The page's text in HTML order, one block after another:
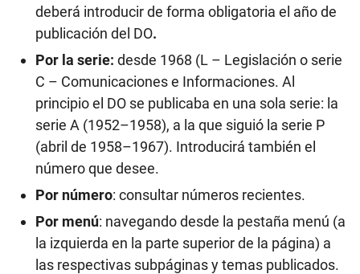
deberá introducir de forma obligatoria el año de
publicación del DO.
Por la serie: desde 1968 (L – Legislación o serie
C – Comunicaciones e Informaciones. Al
principio el DO se publicaba en una sola serie: la
serie A (1952–1958), a la que siguió la serie P
(abril de 1958–1967). Introducirá también el
número que desee.
Por número: consultar números recientes.
Por menú: navegando desde la pestaña menú (a
la izquierda en la parte superior de la página) a
las respectivas subpáginas y temas publicados.